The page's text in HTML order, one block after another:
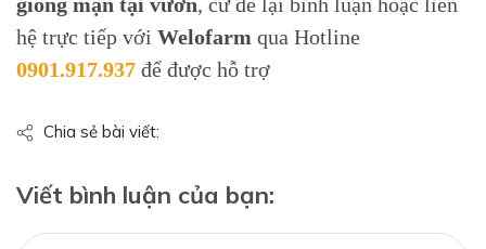
hệ trực tiếp với Welofarm qua Hotline
0901.917.937 để được hỗ trợ
Chia sẻ bài viết:
Viết bình luận của bạn: